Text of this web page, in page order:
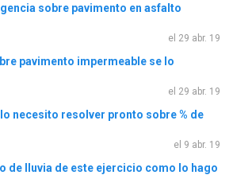
sobre pavimento en asfalto
el 29 abr. 19
pavimento impermeable se lo
el 29 abr. 19
necesito resolver pronto sobre % de
el 9 abr. 19
de lluvia de este ejercicio como lo hago